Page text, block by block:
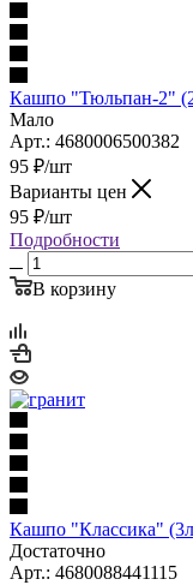
Кашпо "Тюльпан-2"
Мало
Арт.: 4680006500382
95 ₽/шт
Варианты цен
95 ₽/шт
Подробности
В корзину
Кашпо "Классика"
Достаточно
Арт.: 4680088441115